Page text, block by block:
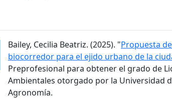
Bailey, Cecilia Beatriz. (2025). "Propuesta
biocorredor para el ejido urbano de la
Preprofesional para obtener el grado de
Ambientales otorgado por la Universidad
Agronomía.